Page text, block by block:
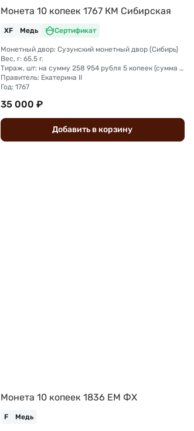
Монета 10 копеек 1767 КМ Сибирская
XF Медь Сертификат
Монетный двор: Сузунский монетный двор (Сибирь)
Вес, г: 65.5 г.
Тираж, шт: на сумму 258 954 рубля 5 копеек (сумма 10 копеек + 5 копеек +2 копейки + 1 копейка + денга + полушка)
Правитель: Екатерина II
Год: 1767
35 000 ₽
Добавить в корзину
Монета 10 копеек 1836 ЕМ ФХ
F Медь